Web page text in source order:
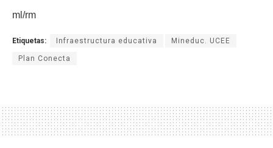
ml/rm
Etiquetas: Infraestructura educativa Mineduc. UCEE
Plan Conecta